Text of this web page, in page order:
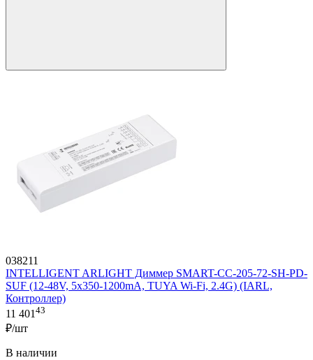
038211
INTELLIGENT ARLIGHT Диммер SMART-CC-205-72-SH-PD-
SUF (12-48V, 5x350-1200mA, TUYA Wi-Fi, 2.4G) (IARL,
Контроллер)
11 401 43
₽/шт
В наличии